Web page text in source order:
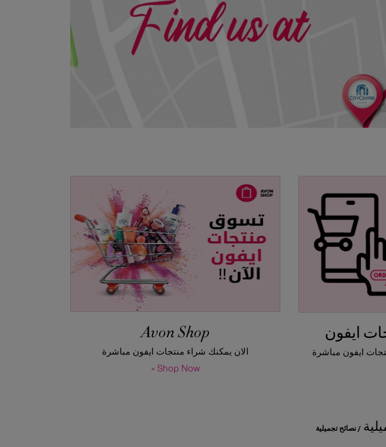
ايفون
ايفون مباشرة
Avon Shop
الان يمكنك شراء منتجات ايفون مباشرة
Shop Now »
/ نصائح تجميلية